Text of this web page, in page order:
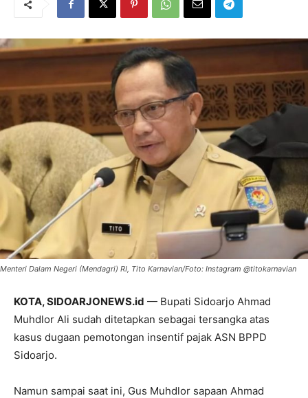
Menteri Dalam Negeri (Mendagri) RI, Tito Karnavian/Foto: Instagram @titokarnavian
KOTA, SIDOARJONEWS.id — Bupati Sidoarjo Ahmad
Muhdlor Ali sudah ditetapkan sebagai tersangka atas
kasus dugaan pemotongan insentif pajak ASN BPPD
Sidoarjo.
Namun sampai saat ini, Gus Muhdlor sapaan Ahmad